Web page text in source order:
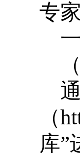
专
（
库”